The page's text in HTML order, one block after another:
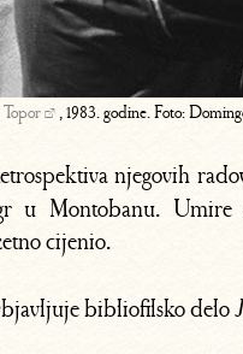
, 1983. godine. Foto:
njegovih
u Montobanu. Umire
cijenio.
bibliofilsko delo